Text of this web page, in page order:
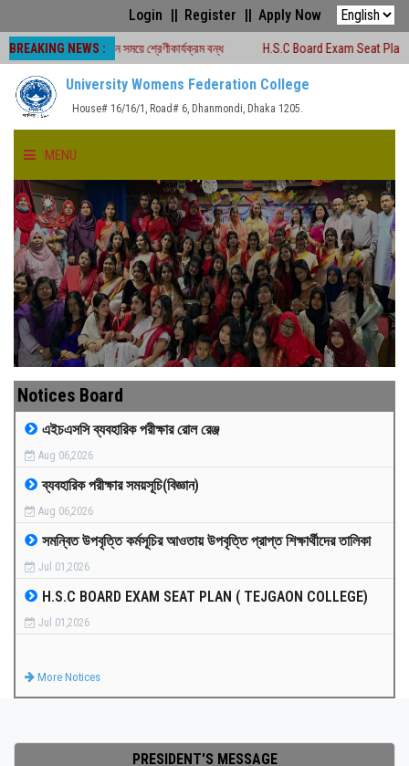
Login Register Apply Now
BREAKING NEWS :
চলাকালীন সময়ে শ্রেণীকার্যক্রম বন্ধ H.S.C Board Exam Seat Plan ( TEJGAON
University Womens Federation College
House# 16/16/1, Road# 6, Dhanmondi, Dhaka 1205.
MENU
HOME
ABOUT US
FACULTIES
ACADEMICS
GALLERY
MEDIA
PAYMENT
CO-CURRICULUM
RESULTS
Notices Board
এইচএসসি ব্যবহারিক পরীক্ষার রোল রেঞ্জ
Aug 06,2026
ব্যবহারিক পরীক্ষার সময়সূচি(বিজ্ঞান)
Aug 06,2026
সমন্বিত উপবৃত্তি কর্মসূচির আওতায় উপবৃত্তি প্রাপ্ত শিক্ষার্থীদের তালিকা
Jul 01,2026
H.S.C BOARD EXAM SEAT PLAN ( TEJGAON COLLEGE)
Jul 01,2026
More Notices
PRESIDENT'S MESSAGE